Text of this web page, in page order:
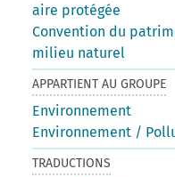
aire protégée
Convention du
milieu naturel
APPARTIENT AU GROUPE
Environnement
Environnement /
TRADUCTIONS